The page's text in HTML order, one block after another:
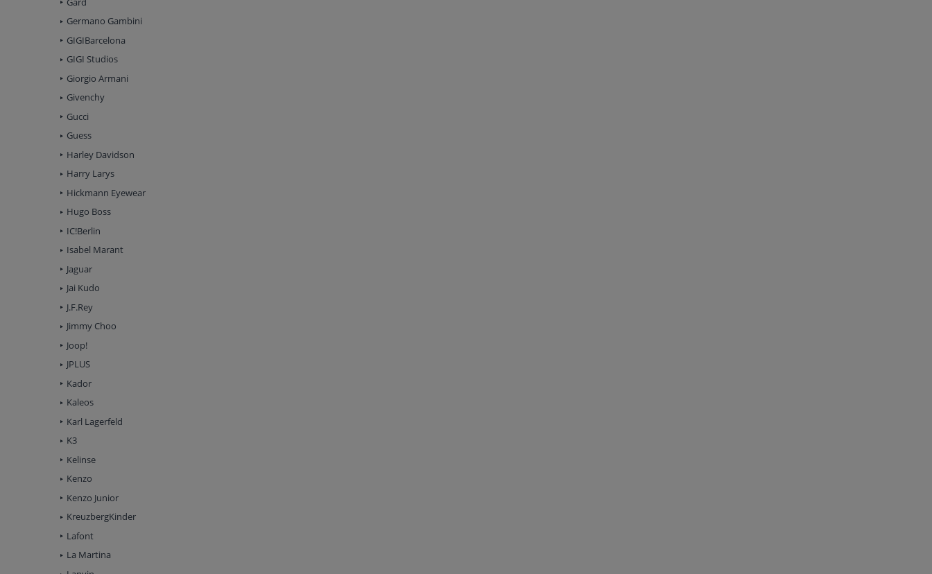
Germano Gambini
GIGIBarcelona
GIGI Studios
Giorgio Armani
Givenchy
Gucci
Guess
Harley Davidson
Harry Larys
Hickmann Eyewear
Hugo Boss
IC!Berlin
Isabel Marant
Jaguar
Jai Kudo
J.F.Rey
Jimmy Choo
Joop!
JPLUS
Kador
Kaleos
Karl Lagerfeld
K3
Kelinse
Kenzo
Kenzo Junior
KreuzbergKinder
Lafont
La Martina